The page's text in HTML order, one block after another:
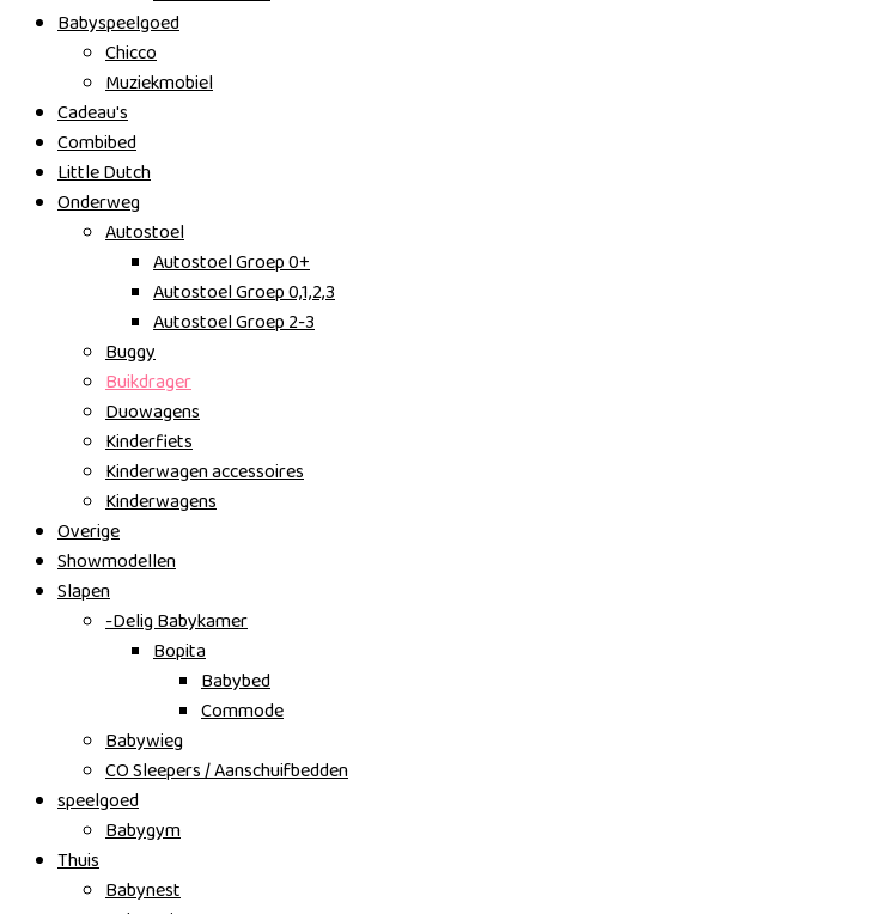
Babyspeelgoed
Chicco
Muziekmobiel
Cadeau's
Combibed
Little Dutch
Onderweg
Autostoel
Autostoel Groep 0+
Autostoel Groep 0,1,2,3
Autostoel Groep 2-3
Buggy
Buikdrager
Duowagens
Kinderfiets
Kinderwagen accessoires
Kinderwagens
Overige
Showmodellen
Slapen
-Delig Babykamer
Bopita
Babybed
Commode
Babywieg
CO Sleepers / Aanschuifbedden
speelgoed
Babygym
Thuis
Babynest